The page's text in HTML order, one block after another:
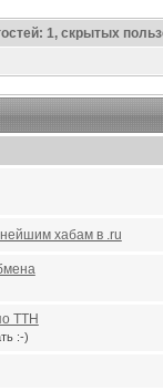
1, скрытых
хабам в .ru
TTH
:-)